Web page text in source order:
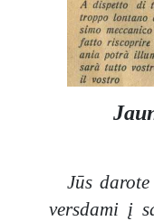
pripažįsta,
stiliumi,
nes tai
Jūs
versdami į